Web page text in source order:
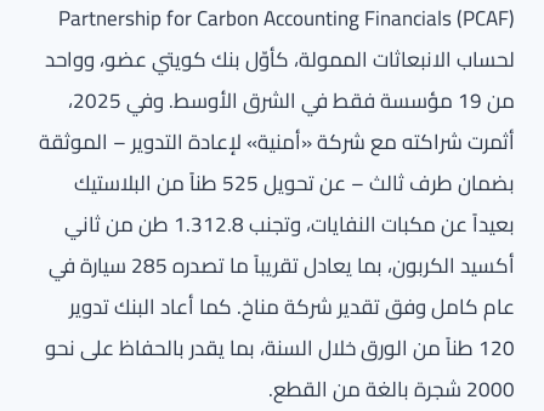
Partnership for Carbon Accounting Financials (PCAF)
لحساب الانبعاثات الممولة، كأوّل بنك كويتي عضو، وواحد
من 19 مؤسسة فقط في الشرق الأوسط. وفي 2025،
أثمرت شراكته مع شركة «أمنية» لإعادة التدوير – الموثقة
بضمان طرف ثالث – عن تحويل 525 طناً من البلاستيك
بعيداً عن مكبات النفايات، وتجنب 1.312.8 طن من ثاني
أكسيد الكربون، بما يعادل تقريباً ما تصدره 285 سيارة في
عام كامل وفق تقدير شركة مناخ. كما أعاد البنك تدوير
120 طناً من الورق خلال السنة، بما يقدر بالحفاظ على نحو
2000 شجرة بالغة من القطع.